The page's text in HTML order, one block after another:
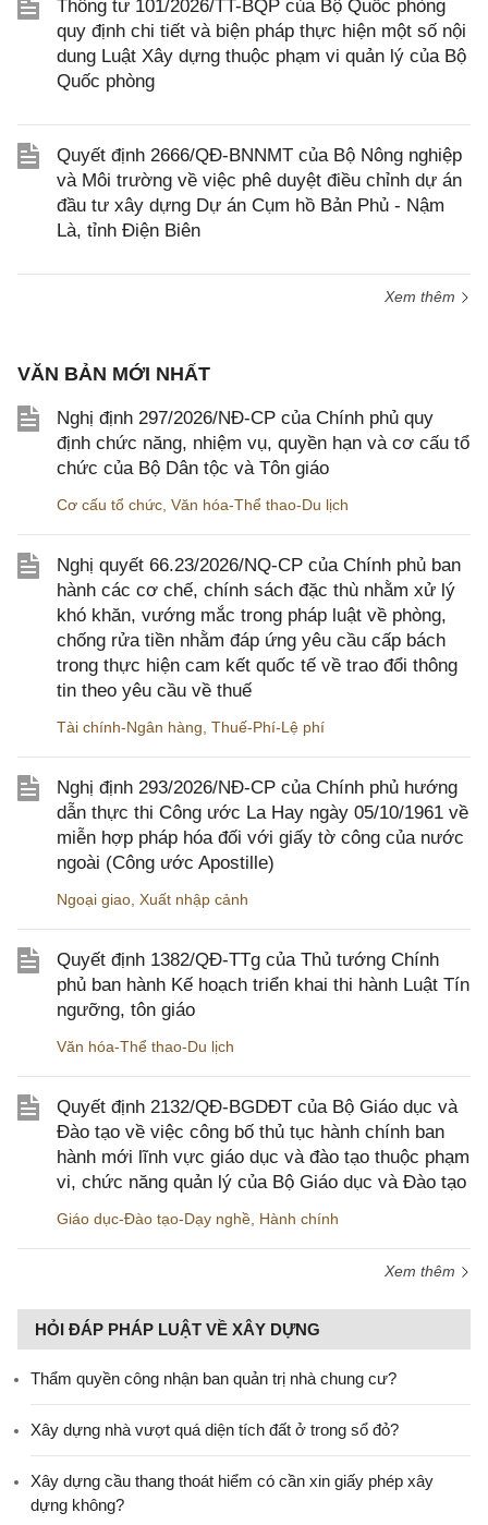
Thông tư 101/2026/TT-BQP của Bộ Quốc phòng
quy định chi tiết và biện pháp thực hiện một số nội
dung Luật Xây dựng thuộc phạm vi quản lý của Bộ
Quốc phòng
Quyết định 2666/QĐ-BNNMT của Bộ Nông nghiệp
và Môi trường về việc phê duyệt điều chỉnh dự án
đầu tư xây dựng Dự án Cụm hồ Bản Phủ - Nậm
Là, tỉnh Điện Biên
Xem thêm
VĂN BẢN MỚI NHẤT
Nghị định 297/2026/NĐ-CP của Chính phủ quy
định chức năng, nhiệm vụ, quyền hạn và cơ cấu tổ
chức của Bộ Dân tộc và Tôn giáo
Cơ cấu tổ chức Văn hóa-Thể thao-Du lịch
Nghị quyết 66.23/2026/NQ-CP của Chính phủ ban
hành các cơ chế, chính sách đặc thù nhằm xử lý
khó khăn, vướng mắc trong pháp luật về phòng,
chống rửa tiền nhằm đáp ứng yêu cầu cấp bách
trong thực hiện cam kết quốc tế về trao đổi thông
tin theo yêu cầu về thuế
Tài chính-Ngân hàng Thuế-Phí-Lệ phí
Nghị định 293/2026/NĐ-CP của Chính phủ hướng
dẫn thực thi Công ước La Hay ngày 05/10/1961 về
miễn hợp pháp hóa đối với giấy tờ công của nước
ngoài (Công ước Apostille)
Ngoại giao Xuất nhập cảnh
Quyết định 1382/QĐ-TTg của Thủ tướng Chính
phủ ban hành Kế hoạch triển khai thi hành Luật Tín
ngưỡng, tôn giáo
Văn hóa-Thể thao-Du lịch
Quyết định 2132/QĐ-BGDĐT của Bộ Giáo dục và
Đào tạo về việc công bố thủ tục hành chính ban
hành mới lĩnh vực giáo dục và đào tạo thuộc phạm
vi, chức năng quản lý của Bộ Giáo dục và Đào tạo
Giáo dục-Đào tạo-Dạy nghề Hành chính
Xem thêm
HỎI ĐÁP PHÁP LUẬT VỀ XÂY DỰNG
Thẩm quyền công nhận ban quản trị nhà chung cư?
Xây dựng nhà vượt quá diện tích đất ở trong sổ đỏ?
Xây dựng cầu thang thoát hiểm có cần xin giấy phép xây
dựng không?